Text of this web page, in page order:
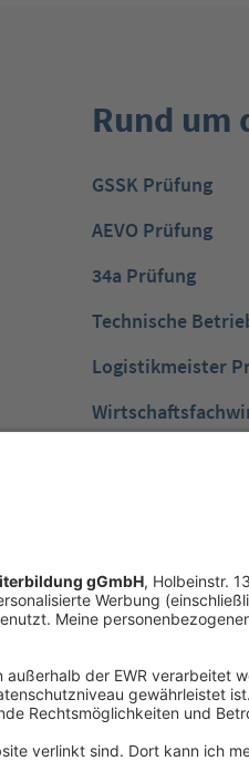
Rund um
GSSK Prüfung
AEVO Prüfung
34a Prüfung
Technische
Logistikmeister
Handelsfachwirt
Fachwirte im
Prüfung